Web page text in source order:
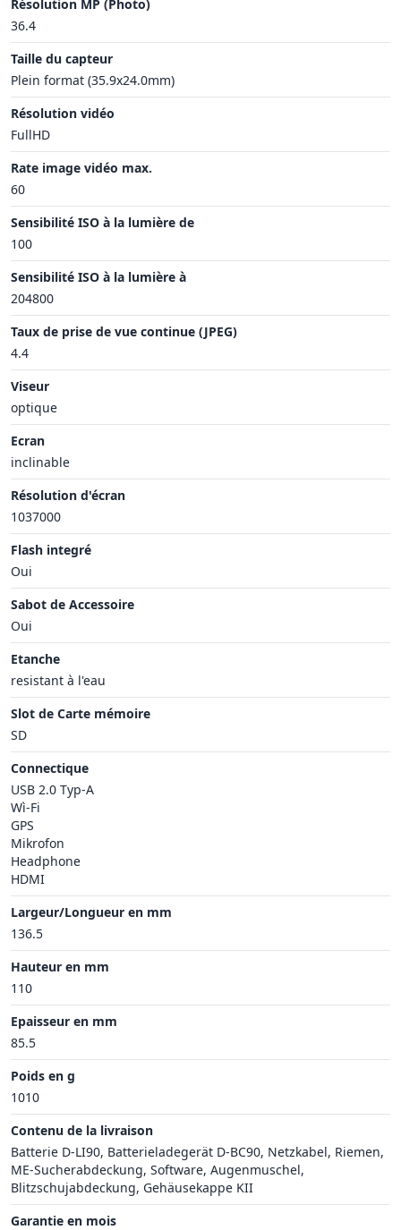
Résolution MP (Photo)
36.4
Taille du capteur
Plein format (35.9x24.0mm)
Résolution vidéo
FullHD
Rate image vidéo max.
60
Sensibilité ISO à la lumière de
100
Sensibilité ISO à la lumière à
204800
Taux de prise de vue continue (JPEG)
4.4
Viseur
optique
Ecran
inclinable
Résolution d'écran
1037000
Flash integré
Oui
Sabot de Accessoire
Oui
Etanche
resistant à l'eau
Slot de Carte mémoire
SD
Connectique
USB 2.0 Typ-A
Wì-Fi
GPS
Mikrofon
Headphone
HDMI
Largeur/Longueur en mm
136.5
Hauteur en mm
110
Epaisseur en mm
85.5
Poids en g
1010
Contenu de la livraison
Batterie D-LI90, Batterieladegerät D-BC90, Netzkabel, Riemen,
ME-Sucherabdeckung, Software, Augenmuschel,
Blitzschujabdeckung, Gehäusekappe KII
Garantie en mois